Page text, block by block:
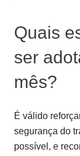
Quais
ser
mês?
É válido
segurança do
possível, e